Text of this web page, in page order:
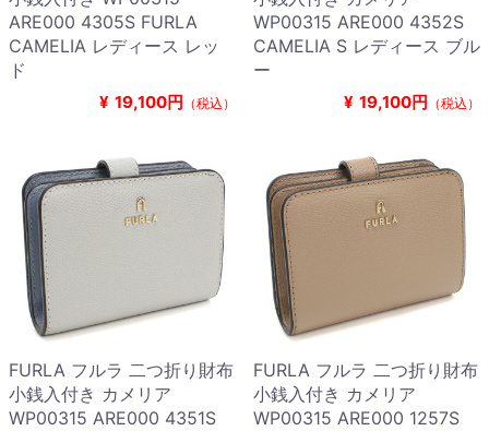
ARE000 4305S FURLA
CAMELIA レディース レッ
ド
¥ 19,100円 （税込）
WP00315 ARE000 4352S
CAMELIA S レディース ブル
ー
¥ 19,100円 （税込）
FURLA フルラ 二つ折り財布
小銭入付き カメリア
WP00315 ARE000 4351S
FURLA フルラ 二つ折り財布
小銭入付き カメリア
WP00315 ARE000 1257S